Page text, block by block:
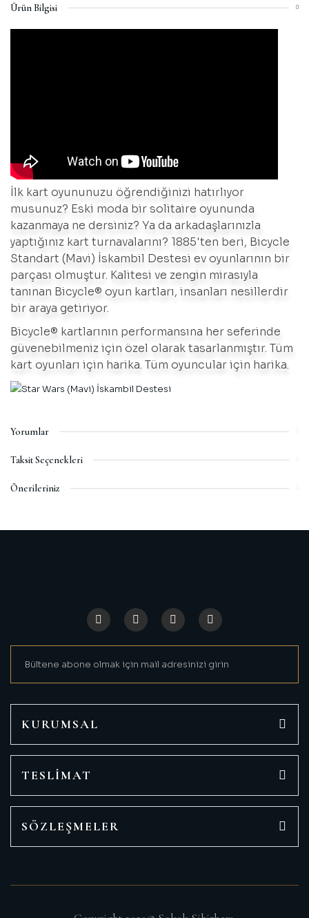
Ürün Bilgisi
İlk kart oyununuzu öğrendiğinizi hatırlıyor
musunuz? Eski moda bir solitaire oyununda
kazanmaya ne dersiniz? Ya da arkadaşlarınızla
yaptığınız kart turnavalarını? 1885'ten beri, Bicycle
Standart (Mavi) İskambil Destesi ev oyunlarının bir
parçası olmuştur. Kalitesi ve zengin mirasıyla
tanınan Bicycle® oyun kartları, insanları nesillerdir
bir araya getiriyor.
Bicycle® kartlarının performansına her seferinde
güvenebilmeniz için özel olarak tasarlanmıştır. Tüm
kart oyunları için harika. Tüm oyuncular için harika.
Yorumlar
GÜZEL
Taksit Seçenekleri
Önerileriniz
Ürün açıklamasında eksik bilgiler bulunuyor.
Ürün bilgilerinde hatalar bulunuyor.
Bu ürüne benzer farklı alternatifler olmalı.
KURUMSAL
TESLİMAT
SÖZLEŞMELER